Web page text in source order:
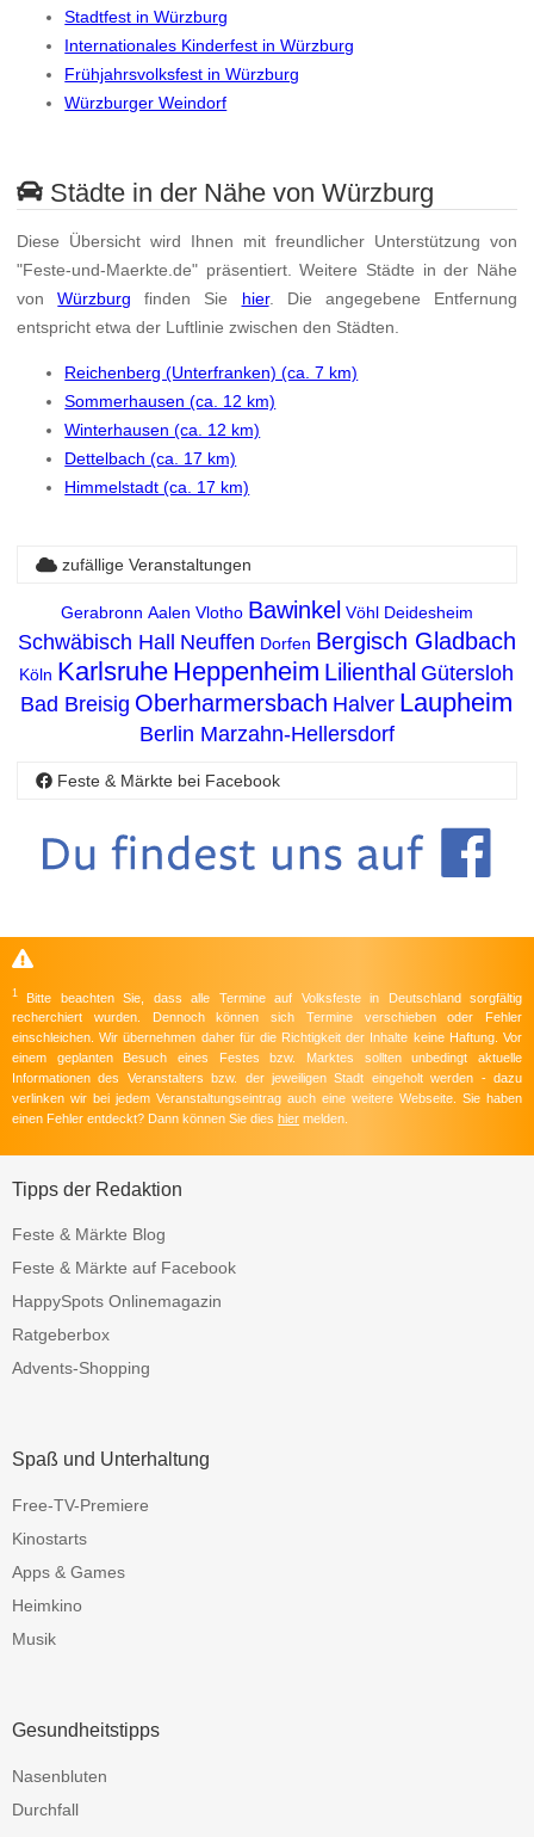
Stadtfest in Würzburg
Internationales Kinderfest in Würzburg
Frühjahrsvolksfest in Würzburg
Würzburger Weindorf
Städte in der Nähe von Würzburg
Diese Übersicht wird Ihnen mit freundlicher Unterstützung von
"Feste-und-Maerkte.de" präsentiert. Weitere Städte in der Nähe
vonWürzburg finden Sie hier. Die angegebene Entfernung
entspricht etwa der Luftlinie zwischen den Städten.
Reichenberg (Unterfranken) (ca. 7 km)
Sommerhausen (ca. 12 km)
Winterhausen (ca. 12 km)
Dettelbach (ca. 17 km)
Himmelstadt (ca. 17 km)
zufällige Veranstaltungen
Gerabronn Aalen Vlotho Bawinkel Vöhl Deidesheim
Schwäbisch Hall Neuffen Dorfen Bergisch Gladbach
Köln Karlsruhe Heppenheim Lilienthal Gütersloh
Bad Breisig Oberharmersbach Halver Laupheim
Berlin Marzahn-Hellersdorf
Feste & Märkte bei Facebook
1
Bitte beachten Sie, dass alle Termine auf Volksfeste in Deutschland sorgfältig
recherchiert wurden. Dennoch können sich Termine verschieben oder Fehler
einschleichen. Wir übernehmen daher für die Richtigkeit der Inhalte keine Haftung. Vor
einem geplanten Besuch eines Festes bzw. Marktes sollten unbedingt aktuelle
Informationen des Veranstalters bzw. der jeweiligen Stadt eingeholt werden - dazu
verlinken wir bei jedem Veranstaltungseintrag auch eine weitere Webseite. Sie haben
einen Fehler entdeckt? Dann können Sie dies hier melden.
Tipps der Redaktion
Feste & Märkte Blog
Feste & Märkte auf Facebook
HappySpots Onlinemagazin
Ratgeberbox
Advents-Shopping
Spaß und Unterhaltung
Free-TV-Premiere
Kinostarts
Apps & Games
Heimkino
Musik
Gesundheitstipps
Nasenbluten
Durchfall